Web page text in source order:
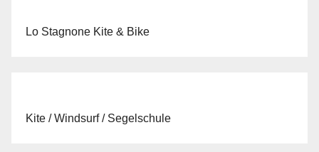
Lo Stagnone Kite & Bike
Kite / Windsurf / Segelschule